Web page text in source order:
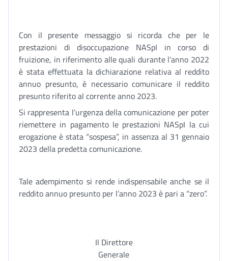
Con il presente messaggio si ricorda che per le
prestazioni di disoccupazione NASpI in corso di
fruizione, in riferimento alle quali durante l’anno 2022
è stata effettuata la dichiarazione relativa al reddito
annuo presunto, è necessario comunicare il reddito
presunto riferito al corrente anno 2023.
Si rappresenta l’urgenza della comunicazione per poter
riemettere in pagamento le prestazioni NASpI la cui
erogazione è stata “sospesa”, in assenza al 31 gennaio
2023 della predetta comunicazione.
Tale adempimento si rende indispensabile anche se il
reddito annuo presunto per l’anno 2023 è pari a “zero”.
Il Direttore
Generale